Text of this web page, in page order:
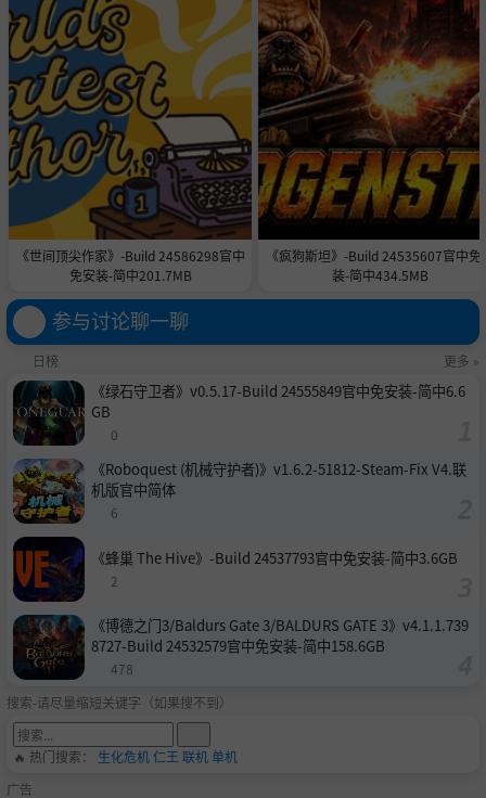
《世间顶尖作家》-Build 24586298官中
免安装-简中201.7MB
《疯狗斯坦》-Build 24535607官中免
装-简中434.5MB
参与讨论聊一聊
日榜 更多 »
《绿石守卫者》v0.5.17-Build 24555849官中免安装-简中6.6
GB
0
《Roboquest (机械守护者)》v1.6.2-51812-Steam-Fix V4.联
机版官中简体
6
《蜂巢 The Hive》-Build 24537793官中免安装-简中3.6GB
2
《博德之门3/Baldurs Gate 3/BALDURS GATE 3》v4.1.1.739
8727-Build 24532579官中免安装-简中158.6GB
478
搜索-请尽量缩短关键字（如果搜不到）
🔥 热门搜索： 生化危机仁王 联机单机
广告